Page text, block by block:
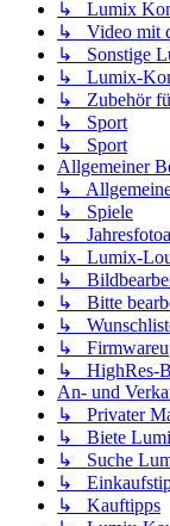
↳ Lumix
↳ Video mit
↳ Sonstige
↳ Lumix-
↳ Zubehör
↳ Sport
↳ Sport
Allgemeiner
↳ Allgemeine
↳ Spiele
↳
↳ Lumix-
↳
↳ Bitte
↳
↳
↳ HighRes-
An- und
↳ Privater
↳ Biete
↳ Suche
↳
↳ Kauftipps